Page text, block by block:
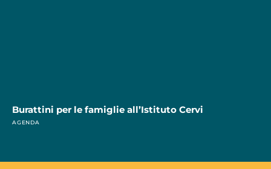
Burattini per le famiglie all’Istituto Cervi
AGENDA